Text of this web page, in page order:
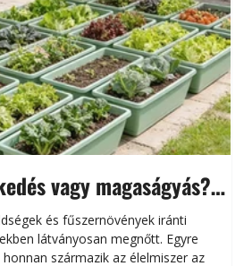
vagy magaságyás?
és fűszernövények iránti
látványosan megnőtt. Egyre
származik az élelmiszer az